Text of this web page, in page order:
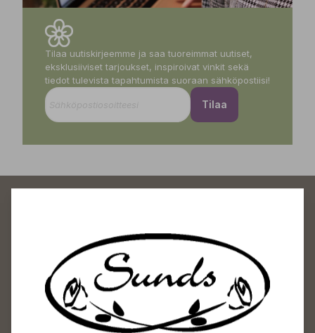
Tilaa uutiskirjeemme ja saa tuoreimmat uutiset,
eksklusiiviset tarjoukset, inspiroivat vinkit sekä
tiedot tulevista tapahtumista suoraan sähköpostiisi!
Tilaa
Sundin Puutarhakeskus
Avoinna